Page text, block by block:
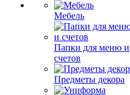
Мебель
Папки для меню и
счетов
Предметы декора